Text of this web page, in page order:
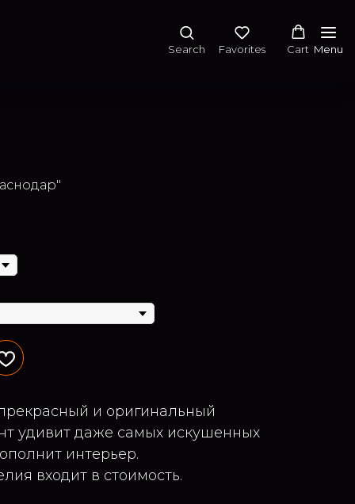
Search Favorites Cart Menu
и оригинальный
удивит даже самых искушенных
интерьер.
входит в стоимость.